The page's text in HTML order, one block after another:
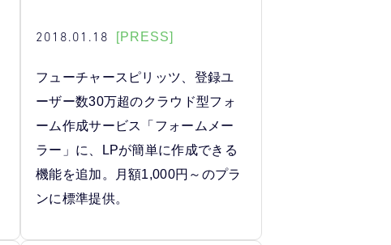
2018.01.18 [PRESS]
フューチャースピリッツ、登録ユ
ーザー数30万超のクラウド型フォ
ーム作成サービス「フォームメー
ラー」に、LPが簡単に作成できる
機能を追加。月額1,000円～のプラ
ンに標準提供。